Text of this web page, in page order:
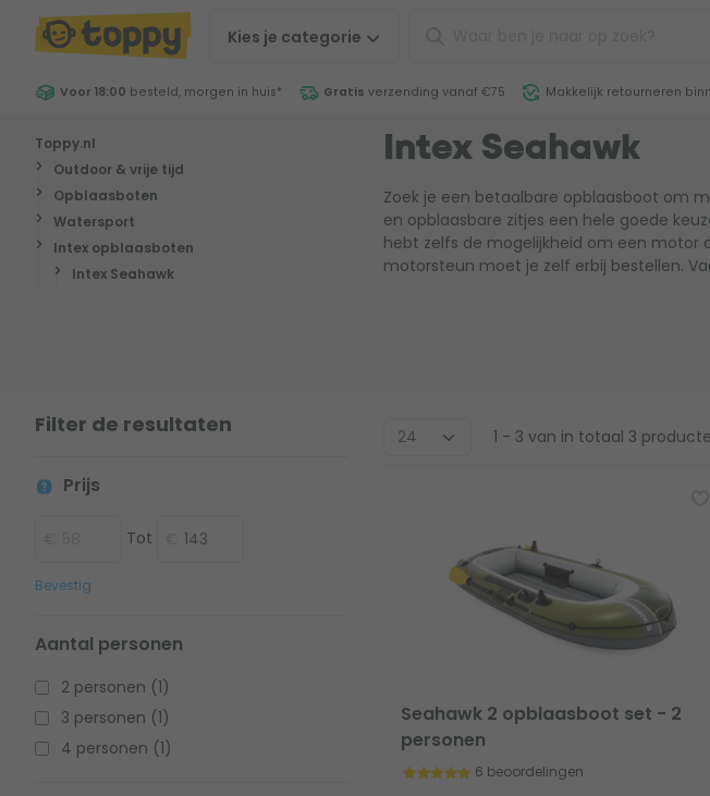
Kies je categorie
Voor 18:00 besteld, morgen in huis* Gratis verzending vanaf €75 Makkelijk retourneren
Toppy.nl
Outdoor & vrije tijd
Opblaasboten
Watersport
Intex opblaasboten
Intex Seahawk
Intex Seahawk
Zoek je een betaalbare opblaasboot om
en opblaasbare zitjes een hele goede
hebt zelfs de mogelijkheid om een motor
motorsteun moet je zelf erbij bestellen.
Filter de resultaten
Prijs
Tot
Bevestig
Aantal personen
2 personen (1)
3 personen (1)
4 personen (1)
1 - 3 van in totaal 3
Seahawk 2 opblaasboot set - 2
personen
6 beoordelingen